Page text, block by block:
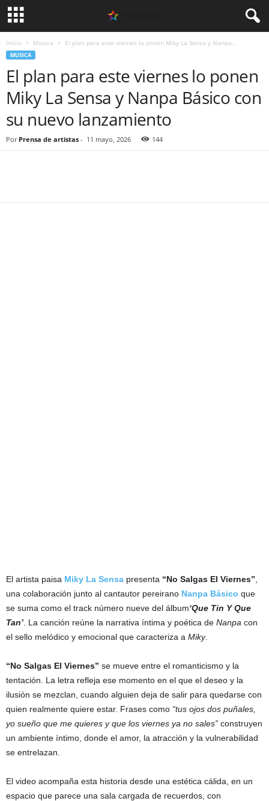
Inicio Musica El plan para este viernes lo ponen Miky La Sensa y Nanpa...
MUSICA
El plan para este viernes lo ponen
Miky La Sensa y Nanpa Básico con
su nuevo lanzamiento
Por Prensa de artistas - 11 mayo, 2026 144
El artista paisa Miky La Sensa presenta “No Salgas El Viernes”
una colaboración junto al cantautor pereirano Nanpa Básico que
se suma como el track número nueve del álbum‘Que Tin Y Que
Tan’ . La canción reúne la narrativa íntima y poética de Nanpa con
el sello melódico y emocional que caracteriza a Miky.
“No Salgas El Viernes” se mueve entre el romanticismo y la
tentación. La letra refleja ese momento en el que el deseo y la
ilusión se mezclan, cuando alguien deja de salir para quedarse con
quien realmente quiere estar. Frases como “tus ojos dos puñales,
yo sueño que me quieres y que los viernes ya no sales” construyen
un ambiente íntimo, donde el amor, la atracción y la vulnerabilidad
se entrelazan.
El video acompaña esta historia desde una estética cálida, en un
espacio que parece una sala cargada de recuerdos, con